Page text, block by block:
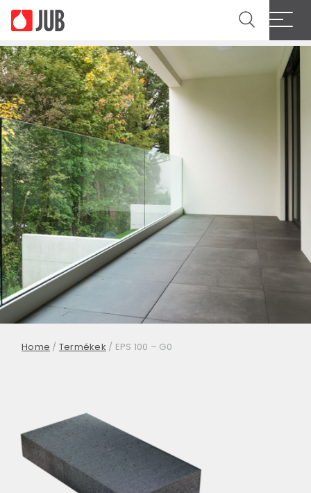
Home / Termékek / EPS 100 – G0